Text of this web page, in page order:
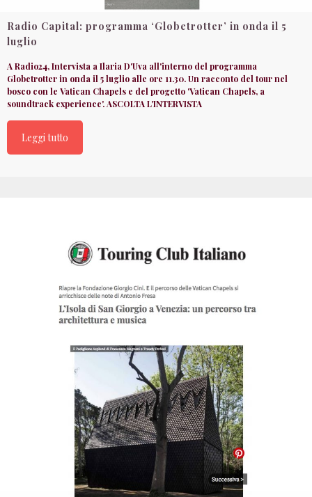
Radio Capital: programma ‘Globetrotter’ in onda il 5
luglio
A Radio24, Intervista a Ilaria D'Uva all'interno del programma
Globetrotter in onda il 5 luglio alle ore 11.30. Un racconto del tour nel
bosco con le Vatican Chapels e del progetto 'Vatican Chapels, a
soundtrack experience'. ASCOLTA L'INTERVISTA
Leggi tutto